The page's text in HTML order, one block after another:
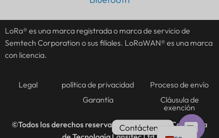
LoRa® es una marca registrada o marca de servicio de
Semtech Corporation o sus filiales. LoRaWAN® es una marca
con licencia.
Legal
política de privacidad
Garantía
Proceso de envío
Cláusula de
exención
©Todos los derechos reservados @2016-2026 Compañía
EN
TH
JA
AR
Contáctenos